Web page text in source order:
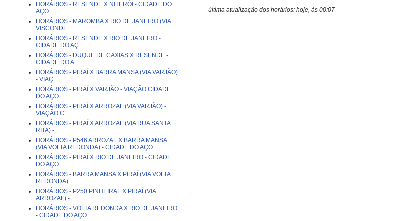
última atualização dos horários: hoje, às 00:07
HORÁRIOS - RESENDE X NITERÓI - CIDADE DO
AÇO
HORÁRIOS - MAROMBA X RIO DE JANEIRO (VIA
VISCONDE ...
HORÁRIOS - RESENDE X RIO DE JANEIRO -
CIDADE DO AÇ...
HORÁRIOS - DUQUE DE CAXIAS X RESENDE -
CIDADE DO A...
HORÁRIOS - PIRAÍ X BARRA MANSA (VIA VARJÃO)
- VIAÇ...
HORÁRIOS - PIRAÍ X VARJÃO - VIAÇÃO CIDADE
DO AÇO
HORÁRIOS - PIRAÍ X ARROZAL (VIA VARJÃO) -
VIAÇÃO C...
HORÁRIOS - PIRAÍ X ARROZAL (VIA RUA SANTA
RITA) - ...
HORÁRIOS - P546 ARROZAL X BARRA MANSA
(VIA VOLTA REDONDA) - CIDADE DO AÇO
HORÁRIOS - PIRAÍ X RIO DE JANEIRO - CIDADE
DO AÇO...
HORÁRIOS - BARRA MANSA X PIRAÍ (VIA VOLTA
REDONDA)...
HORÁRIOS - P250 PINHEIRAL X PIRAÍ (VIA
ARROZAL) -...
HORÁRIOS - VOLTA REDONDA X RIO DE JANEIRO
- CIDADE DO AÇO